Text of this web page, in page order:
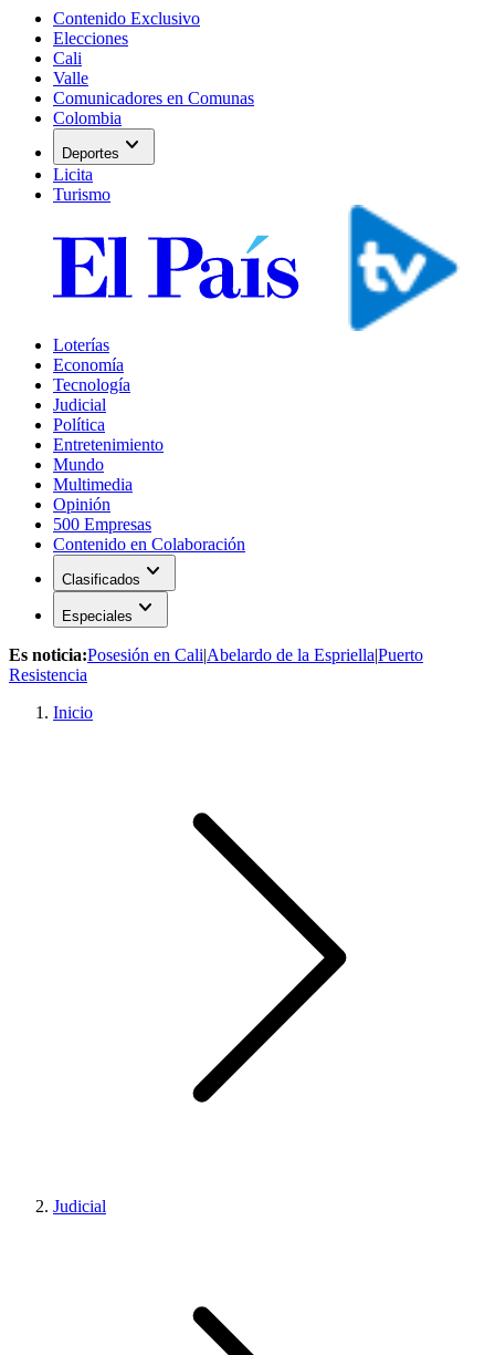
Contenido Exclusivo
Elecciones
Cali
Valle
Comunicadores en Comunas
Colombia
Deportes expand_more
Licita
Turismo
Loterías
Economía
Tecnología
Judicial
Política
Entretenimiento
Mundo
Multimedia
Opinión
500 Empresas
Contenido en Colaboración
Clasificados expand_more
Especiales expand_more
Es noticia:Posesión en Cali|Abelardo de la Espriella|Puerto
Resistencia
Inicio
Judicial